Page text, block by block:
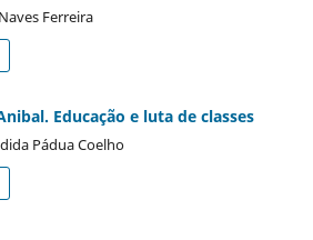
Ferreira
Educação e luta de classes
Pádua Coelho